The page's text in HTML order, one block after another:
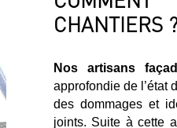
CHANTIERS
Nos artisans
approfondie de l’état
des dommages et
joints. Suite à cette